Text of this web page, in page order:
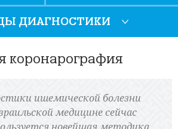
коронарография
ишемической болезни
медицине сейчас
ДИАГНОСТИКИ